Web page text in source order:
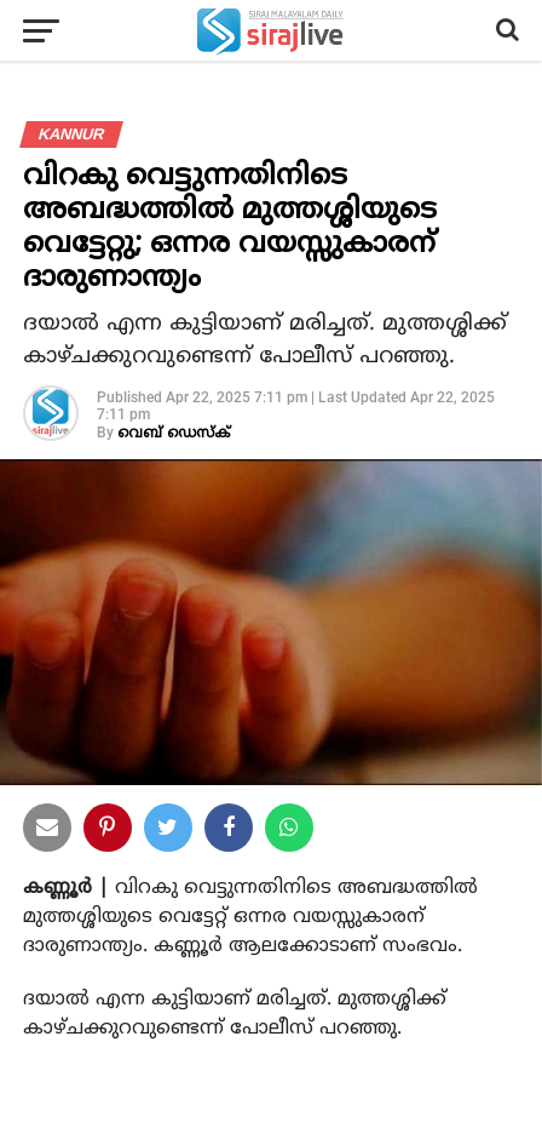
KANNUR
വിറകു വെട്ടുന്നതിനിടെ
അബദ്ധത്തില്‍ മുത്തശ്ശിയുടെ
വെട്ടേറ്റു; ഒന്നര വയസ്സുകാരന്
ദാരുണാന്ത്യം
ദയാല്‍ എന്ന കുട്ടിയാണ് മരിച്ചത്. മുത്തശ്ശിക്ക്
കാഴ്ചക്കുറവുണ്ടെന്ന് പോലീസ് പറഞ്ഞു.
Published Apr 22, 2025 7:11 pm| Last Updated Apr 22, 2025
7:11 pm
By വെബ് ഡെസ്‌ക്
കണ്ണൂര്‍ |
വിറകു വെട്ടുന്നതിനിടെ അബദ്ധത്തില്‍
മുത്തശ്ശിയുടെ വെട്ടേറ്റ് ഒന്നര വയസ്സുകാരന്
ദാരുണാന്ത്യം. കണ്ണൂര്‍ ആലക്കോടാണ് സംഭവം.
ദയാല്‍ എന്ന കുട്ടിയാണ് മരിച്ചത്. മുത്തശ്ശിക്ക്
കാഴ്ചക്കുറവുണ്ടെന്ന് പോലീസ് പറഞ്ഞു.